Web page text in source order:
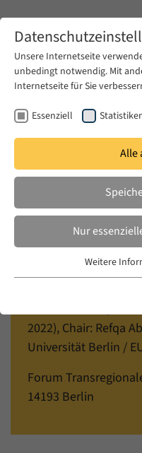
Zum Hauptinhalt springen
MI. 01 JUNI 2022|
Writing and
Twentieth
2022), Chair: Refqa
Universität Berlin /
Forum
14193 Berlin
Unsere Internetseite
unbedingt notwendig. Mit
Internetseite für Sie
Essenziell
Alle
Nur
Essenzielle Cookies
einwandfrei funktioniert.
Name
Anbieter Forum
Dieses
Cookie-
Statistiken
Mit diesen Cookies können
wir auf der Plattform
Weitere